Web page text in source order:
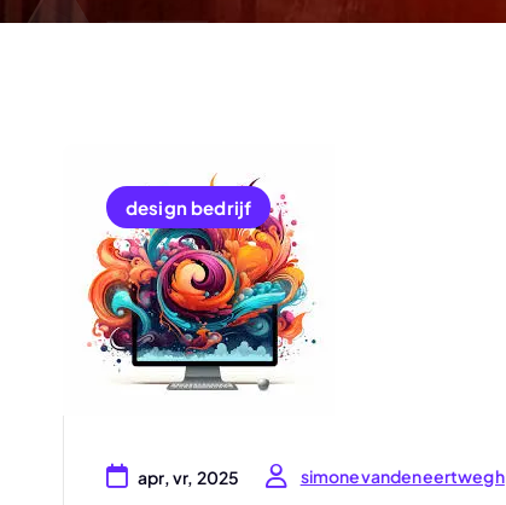
design bedrijf
apr, vr, 2025 simonevandeneertwegh